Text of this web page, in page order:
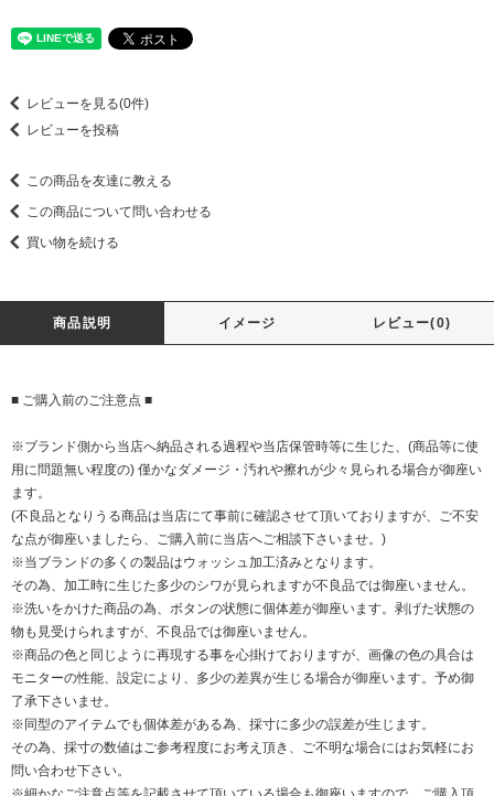
レビューを見る(0件)
レビューを投稿
この商品を友達に教える
この商品について問い合わせる
買い物を続ける
商品説明 イメージ レビュー(0)
■ ご購入前のご注意点 ■
※ブランド側から当店へ納品される過程や当店保管時等に生じた、(商品等に使
用に問題無い程度の) 僅かなダメージ・汚れや擦れが少々見られる場合が御座い
ます。
(不良品となりうる商品は当店にて事前に確認させて頂いておりますが、ご不安
な点が御座いましたら、ご購入前に当店へご相談下さいませ。)
※当ブランドの多くの製品はウォッシュ加工済みとなります。
その為、加工時に生じた多少のシワが見られますが不良品では御座いません。
※洗いをかけた商品の為、ボタンの状態に個体差が御座います。剥げた状態の
物も見受けられますが、不良品では御座いません。
※商品の色と同じように再現する事を心掛けておりますが、画像の色の具合は
モニターの性能、設定により、多少の差異が生じる場合が御座います。予め御
了承下さいませ。
※同型のアイテムでも個体差がある為、採寸に多少の誤差が生じます。
その為、採寸の数値はご参考程度にお考え頂き、ご不明な場合にはお気軽にお
問い合わせ下さい。